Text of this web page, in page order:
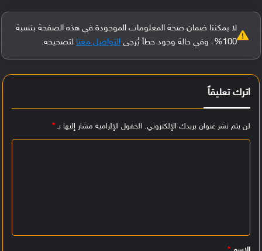
لا يمكننا ضمان صحة المعلومات الموجودة في هذه الصفحة بنسبة
100%، وفي حالة وجود خطأ يُرجى
التواصل معنا لتصحيحه.
اترك تعليقاً
لن يتم نشر عنوان بريدك الإلكتروني. الحقول الإلزامية مشار إليها بـ*
ي